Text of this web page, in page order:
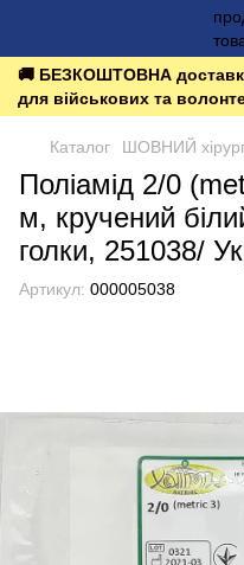
🚚 БЕЗКОШТОВНА доставка
для військових та
Каталог ШОВНИЙ
Поліамід 2/0
м, кручений
голки, 251038/
Артикул: 000005038